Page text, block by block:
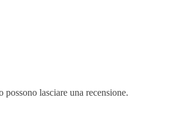
lasciare una recensione.